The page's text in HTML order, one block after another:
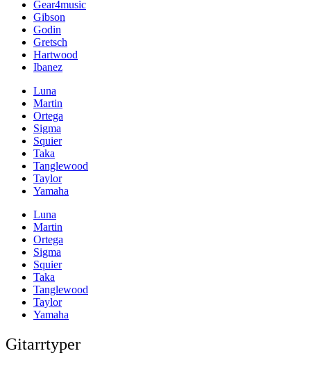
Gear4music
Gibson
Godin
Gretsch
Hartwood
Ibanez
Luna
Martin
Ortega
Sigma
Squier
Taka
Tanglewood
Taylor
Yamaha
Luna
Martin
Ortega
Sigma
Squier
Taka
Tanglewood
Taylor
Yamaha
Gitarrtyper